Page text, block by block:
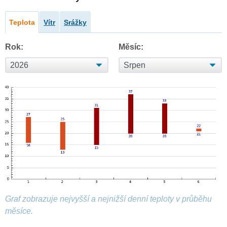
Teplota Vítr Srážky
Rok: Měsíc:
Graf zobrazuje nejvyšší a nejnižší denní teploty v průběhu
měsíce.